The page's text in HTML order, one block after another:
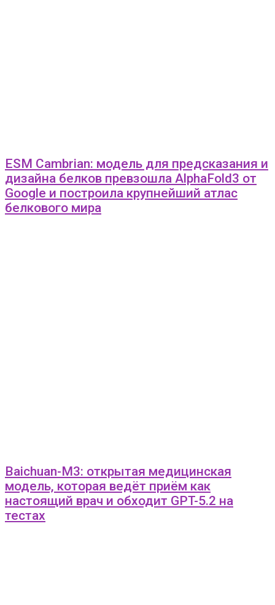
ESM Cambrian: модель для предсказания и
дизайна белков превзошла AlphaFold3 от
Google и построила крупнейший атлас
белкового мира
Baichuan-M3: открытая медицинская
модель, которая ведёт приём как
настоящий врач и обходит GPT-5.2 на
тестах